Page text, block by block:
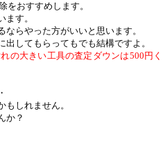
をおすすめします。
す。
らやった方がいいと思います。
してもらってもでも結構ですよ。
の大きい工具の査定ダウンは500円く
しれません。
か？